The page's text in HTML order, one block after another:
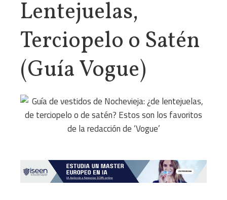
Lentejuelas,
Terciopelo o Satén
(Guía Vogue)